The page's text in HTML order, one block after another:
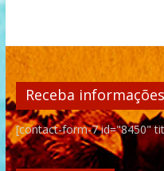
Receba
[contact-form-7 id="8450"